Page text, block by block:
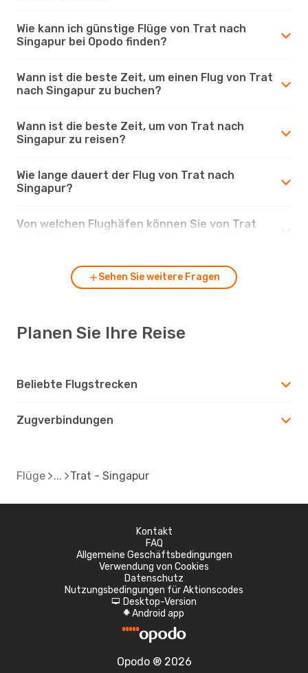
Wie kann ich günstige Flüge von Trat nach
Singapur bei Opodo finden?
Wann ist die beste Zeit, um einen Flug von Trat
nach Singapur zu buchen?
Wann ist die beste Zeit, um von Trat nach
Singapur zu reisen?
Wie lange dauert der Flug von Trat nach
Singapur?
Von welchen Flughäfen können Sie von Trat
Sehen Sie weitere Fragen
Planen Sie Ihre Reise
Beliebte Flugstrecken
Zugverbindungen
Flüge Trat - Singapur
Kontakt
FAQ
Allgemeine Geschäftsbedingungen
Verwendung von Cookies
Datenschutz
Nutzungsbedingungen für Aktionscodes
d Desktop-Version
A Android app
Opodo ® 2026